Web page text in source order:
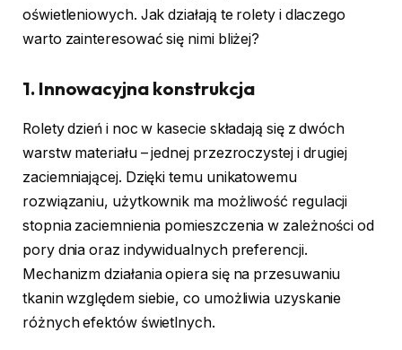
oświetleniowych. Jak działają te rolety i dlaczego
warto zainteresować się nimi bliżej?
1. Innowacyjna konstrukcja
Rolety dzień i noc w kasecie składają się z dwóch
warstw materiału – jednej przezroczystej i drugiej
zaciemniającej. Dzięki temu unikatowemu
rozwiązaniu, użytkownik ma możliwość regulacji
stopnia zaciemnienia pomieszczenia w zależności od
pory dnia oraz indywidualnych preferencji.
Mechanizm działania opiera się na przesuwaniu
tkanin względem siebie, co umożliwia uzyskanie
różnych efektów świetlnych.